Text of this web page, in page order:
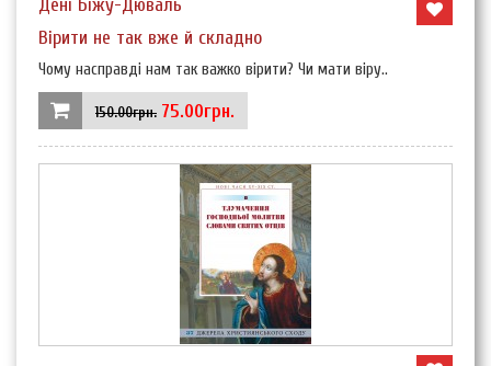
Дені Біжу-Дюваль
Вірити не так вже й складно
Чому насправді нам так важко вірити? Чи мати віру..
150.00грн. 75.00грн.